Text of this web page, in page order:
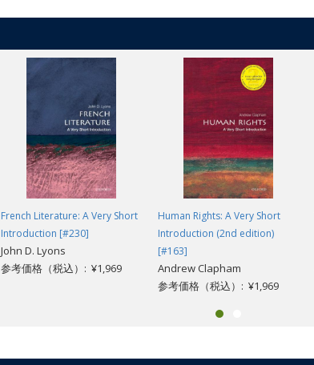
French Literature: A Very Short
Introduction [#230]
John D. Lyons
参考価格（税込）: ¥1,969
Human Rights: A Very Short
Introduction (2nd edition)
[#163]
Andrew Clapham
参考価格（税込）: ¥1,969